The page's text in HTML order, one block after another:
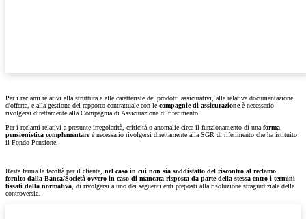
Per i reclami relativi alla struttura e alle caratteriste dei prodotti assicurativi, alla relativa documentazione
d'offerta, e alla gestione del rapporto contrattuale con le compagnie di assicurazioneè necessario
rivolgersi direttamente alla Compagnia di Assicurazione di riferimento.
Per i reclami relativi a presunte irregolarità, criticità o anomalie circa il funzionamento di una forma
pensionistica complementareè necessario rivolgersi direttamente alla SGR di riferimento che ha istituito
il Fondo Pensione.
Resta ferma la facoltà per il cliente, nel caso in cui non sia soddisfatto del riscontro al reclamo
fornito dalla Banca/Società ovvero in caso di mancata risposta da parte della stessa entro i termini
fissati dalla normativa , di rivolgersi a uno dei seguenti enti preposti alla risoluzione stragiudiziale delle
controversie.